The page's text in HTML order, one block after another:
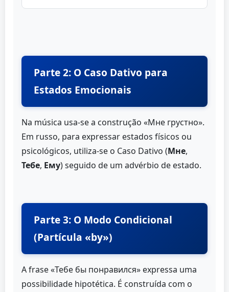
Parte 2: O Caso Dativo para
Estados Emocionais
Na música usa-se a construção «Мне грустно».
Em russo, para expressar estados físicos ou
psicológicos, utiliza-se o Caso Dativo (Мне,
Тебе, Ему) seguido de um advérbio de estado.
Parte 3: O Modo Condicional
(Partícula «by»)
A frase «Тебе бы понравился» expressa uma
possibilidade hipotética. É construída com o